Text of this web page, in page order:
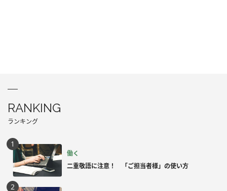
RANKING
ランキング
働く
二重敬語に注意！ 「ご担当者様」の使い方